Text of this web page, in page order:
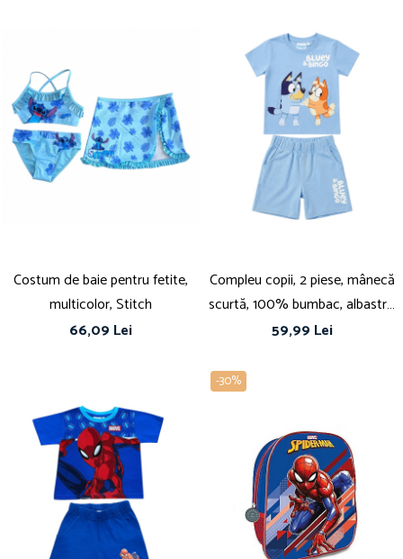
Costum de baie pentru fetite,
multicolor, Stitch
66,09 Lei
Compleu copii, 2 piese, mânecă
scurtă, 100% bumbac, albastru,
Bluey
59,99 Lei
-30%